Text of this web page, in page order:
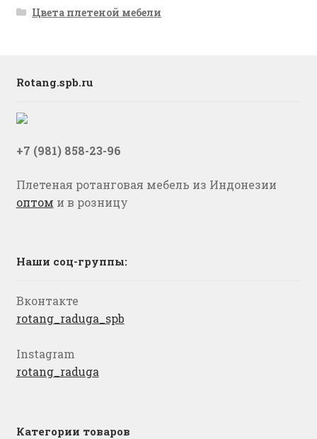
Цвета плетеной мебели
Rotang.spb.ru
+7 (981) 858-23-96
Плетеная ротанговая мебель из Индонезии
оптом и в розницу
Наши соц-группы:
Вконтакте
rotang_raduga_spb
Instagram
rotang_raduga
Категории товаров